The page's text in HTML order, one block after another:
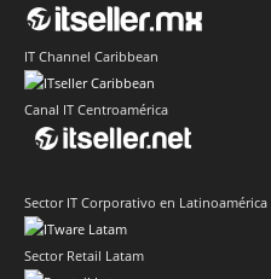
IT Channel Caribbean
Canal IT Centroamérica
Sector IT Corporativo en Latinoamérica
Sector Retail Latam